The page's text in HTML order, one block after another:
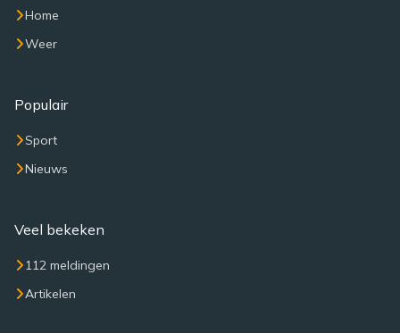
Home
Weer
Populair
Sport
Nieuws
Veel bekeken
112 meldingen
Artikelen